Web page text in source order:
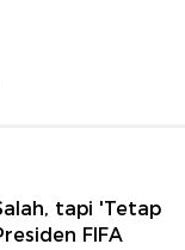
tapi 'Tetap
FIFA